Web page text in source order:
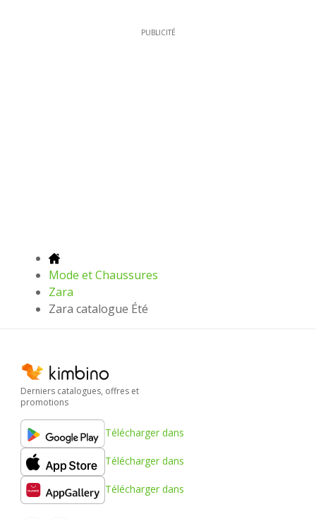
PUBLICITÉ
Mode et Chaussures
Zara
Zara catalogue Été
Derniers catalogues, offres et
promotions
Télécharger dans
Télécharger dans
Télécharger dans